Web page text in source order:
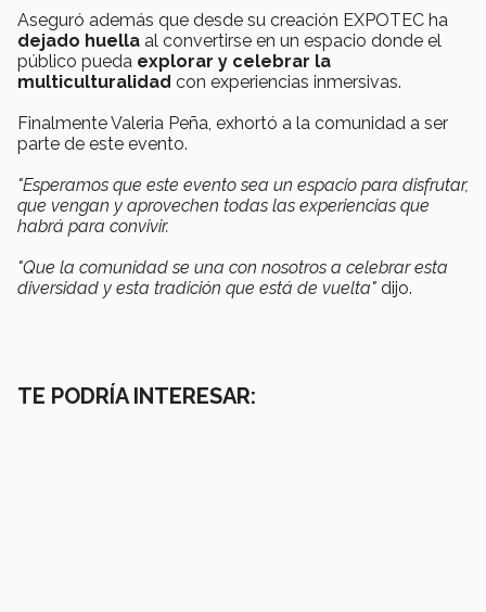
Aseguró además que desde su creación EXPOTEC ha
dejado huella al convertirse en un espacio donde el
público pueda explorar y celebrar la
multiculturalidad con experiencias inmersivas.
Finalmente Valeria Peña, exhortó a la comunidad a ser
parte de este evento.
"Esperamos que este evento sea un espacio para disfrutar,
que vengan y aprovechen todas las experiencias que
habrá para convivir.
"Que la comunidad se una con nosotros a celebrar esta
diversidad y esta tradición que está de vuelta" dijo.
TE PODRÍA INTERESAR: